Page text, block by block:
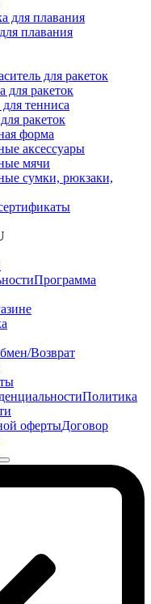
для плавания
плавания
для ракеток
для ракеток
для тенниса
ракеток
форма
аксессуары
мячи
сумки, рюкзаки,
Программа
Возврат
Политика
Договор